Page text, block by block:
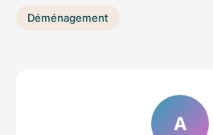
Déménagement
A